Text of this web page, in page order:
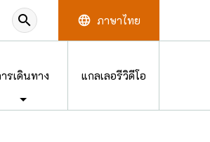
search language ภาษาไทย
รเดินทาง แกลเลอรี่วิดีโอ